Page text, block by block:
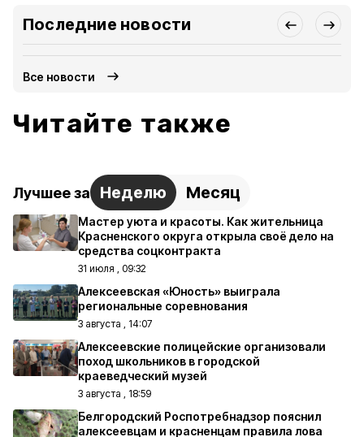
Последние новости
Все новости
Читайте также
Лучшее за Неделю Месяц
Мастер уюта и красоты. Как жительница
Красненского округа открыла своё дело на
средства соцконтракта
31 июля , 09:32
Алексеевская «Юность» выиграла
региональные соревнования
3 августа , 14:07
Алексеевские полицейские организовали
поход школьников в городской
краеведческий музей
3 августа , 18:59
Белгородский Роспотребнадзор пояснил
алексеевцам и красненцам правила лова